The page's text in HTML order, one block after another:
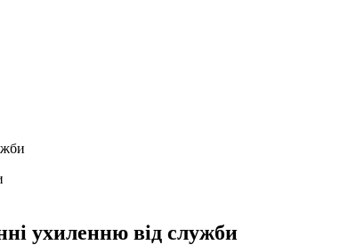
ухиленню від служби